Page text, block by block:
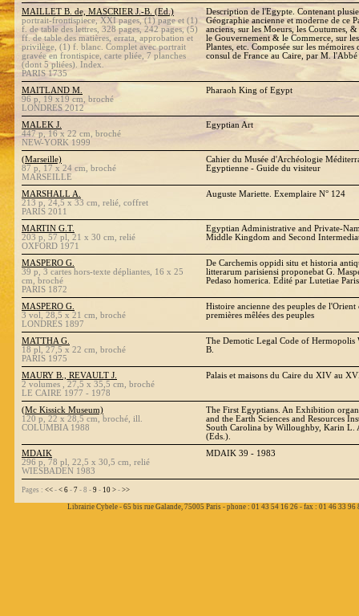
MAILLET B. de, MASCRIER J.-B. (Ed.)
portrait-frontispiece, XXI pages, (1) page et (1)
f. de table des lettres, 328 pages, 242 pages, (5)
ff. de table des matières, errata, approbation et
privilège, (1) f. blanc. Complet avec portrait
gravée en frontispice, carte pliée, 7 planches
(dont 5 pliées). Index.
PARIS 1735
Description de l'Egypte. Contenant
Géographie ancienne et moderne de ce
anciens, sur les Moeurs, les Coutumes,
le Gouvernement & le Commerce, sur
Plantes, etc. Composée sur les
consul de France au Caire, par M.
MAITLAND M.
96 p, 19 x19 cm, broché
LONDRES 2012
Pharaoh King of Egypt
MALEK J.
447 p, 16 x 22 cm, broché
NEW-YORK 1999
Egyptian Art
(Marseille)
87 p, 17 x 24 cm, broché
MARSEILLE
Cahier du Musée d'Archéologie
Egyptienne - Guide du visiteur
MARSHALL A.
213 p, 24,5 x 33 cm, relié, coffret
PARIS 2011
Auguste Mariette. Exemplaire N° 124
MARTIN G.T.
203 p, 57 pl, 21 x 30 cm, relié
OXFORD 1971
Egyptian Administrative and Private-
Middle Kingdom and Second
MASPERO G.
39 p, 3 cartes hors-texte dépliantes, 16 x 25
cm, broché
PARIS 1872
De Carchemis oppidi situ et historia
litterarum parisiensi proponebat G.
Pedaso homerica. Edité par Lutetiae
MASPERO G.
3 vol, 28,5 x 21 cm, broché
LONDRES 1897
Histoire ancienne des peuples de l'Orient
premières mêlées des peuples
MATTHA G.
18 pl, 27,5 x 22 cm, broché
PARIS 1975
The Demotic Legal Code of Hermopolis
B.
MAURY B., REVAULT J.
2 volumes , 27,5 x 35,5 cm, broché
LE CAIRE 1977 - 1978
Palais et maisons du Caire du XIV au
(Mc Kissick Museum)
120 p, 22 x 28,5 cm, broché, ill.
COLUMBIA 1988
The First Egyptians. An Exhibition
and the Earth Sciences and Resources
South Carolina by Willoughby, Karin L.
(Eds.).
MDAIK
296 p, 78 pl, 22,5 x 30,5 cm, relié
WIESBADEN 1983
MDAIK 39 - 1983
Pages : << - < 6 - 7 - 8 - 9 - 10 > - >>
Librairie Cybele - 65 bis rue Galande, 75005 Paris - phone : 01 43 54 16 26 - fax : 01 46 33